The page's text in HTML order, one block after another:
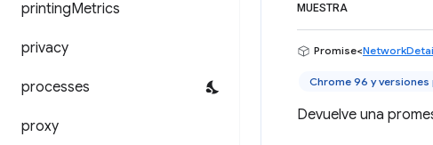
printingMetrics
privacy
processes
proxy
MUESTRA
Promise<
Chrome 96 y
Devuelve una